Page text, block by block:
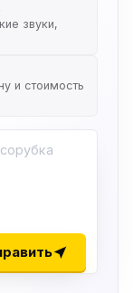
звуки,
и стоимость